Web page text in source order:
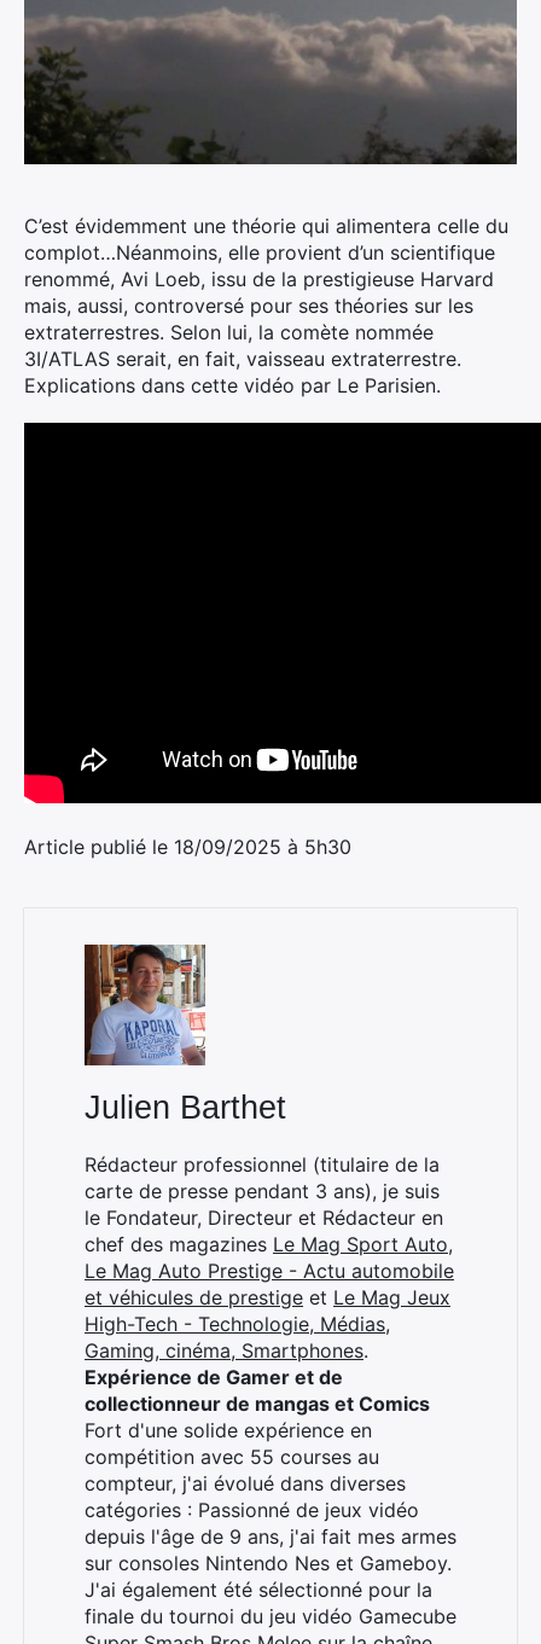
C’est évidemment une théorie qui alimentera celle du
complot…Néanmoins, elle provient d’un scientifique
renommé, Avi Loeb, issu de la prestigieuse Harvard
mais, aussi, controversé pour ses théories sur les
extraterrestres. Selon lui, la comète nommée
3I/ATLAS serait, en fait, vaisseau extraterrestre.
Explications dans cette vidéo par Le Parisien.
Article publié le 18/09/2025 à 5h30
Julien Barthet
Rédacteur professionnel (titulaire de la
carte de presse pendant 3 ans), je suis
le Fondateur, Directeur et Rédacteur en
chef des magazines Le Mag Sport Auto,
Le Mag Auto Prestige - Actu automobile
et véhicules de prestige et Le Mag Jeux
High-Tech - Technologie, Médias,
Gaming, cinéma, Smartphones.
Expérience de Gamer et de
collectionneur de mangas et Comics
Fort d'une solide expérience en
compétition avec 55 courses au
compteur, j'ai évolué dans diverses
catégories : Passionné de jeux vidéo
depuis l'âge de 9 ans, j'ai fait mes armes
sur consoles Nintendo Nes et Gameboy.
J'ai également été sélectionné pour la
finale du tournoi du jeu vidéo Gamecube